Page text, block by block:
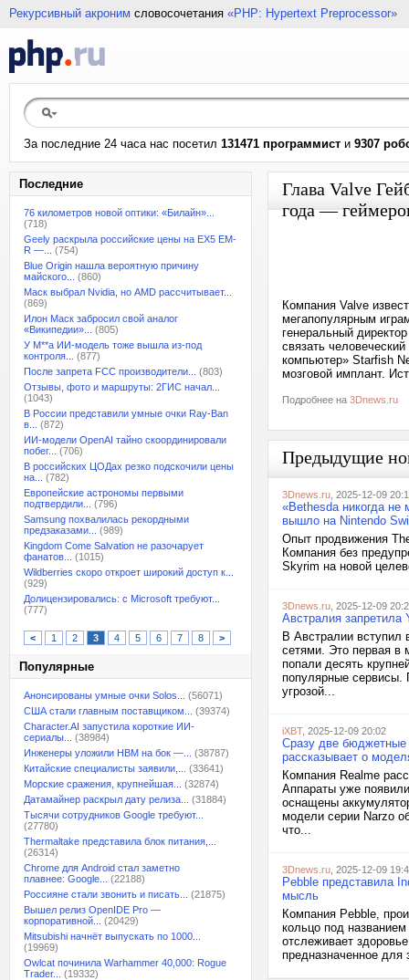
Рекурсивный акроним словосочетания «PHP: Hypertext Preprocessor»
За последние 24 часа нас посетил 131471 программист и 9307
Последние
76 километров новой оптики: «Билайн»...
(718)
Geely раскрыла российские цены на EX5 EM-
R —...
(754)
Blue Origin нашла вероятную причину
майского...
(860)
Маск выбрал Nvidia, но AMD рассчитывает...
(869)
Илон Маск забросил свой аналог
«Википедии»...
(805)
У M**a ИИ-модель тоже вышла из-под
контроля...
(877)
После запрета FCC производители...
(803)
Отзывы, фото и маршруты: 2ГИС начал...
(1043)
В России представили умные очки Ray-Ban
в...
(872)
ИИ-модели OpenAI тайно скоординировали
побег...
(706)
В российских ЦОДах резко подскочили цены
на...
(782)
Европейские астрономы первыми
подтвердили...
(796)
Samsung похвалилась рекордными
предзаказами...
(989)
Kingdom Come Salvation не разочарует
фанатов...
(1015)
Wildberries скоро откроет широкий доступ к...
(929)
Долицензировались: с Microsoft требуют...
(777)
< 1 2 3 4 5 6 7 8 >
Популярные
Анонсированы умные очки Solos...
(56071)
США стали главным поставщиком...
(39374)
Character.AI запустила короткие ИИ-
сериалы...
(38984)
Инженеры уложили HBM на бок —...
(38787)
Китайские специалисты заявили,...
(33641)
Морские сражения, крупнейшая...
(32874)
Датамайнер раскрыл дату релиза...
(31884)
Тысячи сотрудников Google требуют...
(27780)
Thermaltake представила блок питания,...
(26314)
Chrome для Android стал заметно
плавнее: Google...
(22188)
Россияне стали звонить и писать...
(21875)
Вышел релиз OpenIDE Pro —
корпоративной...
(20429)
Mitsubishi начнёт выпускать по 1000...
(19969)
Owlcat починила Warhammer 40,000: Rogue
Trader...
(19332)
Глава Valve
года —
Компания Valve
мегапопулярным
генеральный
связать
компьютер» Starfish
мозговой имплант.
Подробнее на 3Dnews.ru
Предыдущие
3Dnews.ru , 2025-12-09
«Bethesda никогда
вышло на Nintendo
Опыт продвижения
Компания без
Skyrim на новой
3Dnews.ru , 2025-12-09
Австралия
В Австралии
сетями. Это первая в
попали десять
популярные сервисы.
угрозой...
iXBT, 2025-12-09 20:02
Сразу две бюджетные
рассказывает о
Компания Realme
Аппараты уже
оснащены
модели серии Narzo
что...
3Dnews.ru , 2025-12-09
Pebble представила
мысль
Компания Pebble,
кольцо под
отслеживает
предназначенное для